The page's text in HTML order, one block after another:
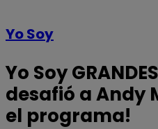
Yo Soy
Yo Soy
desafió a Andy
el programa!